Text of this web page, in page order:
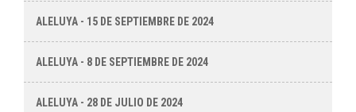
ALELUYA - 15 DE SEPTIEMBRE DE 2024
ALELUYA - 8 DE SEPTIEMBRE DE 2024
ALELUYA - 28 DE JULIO DE 2024